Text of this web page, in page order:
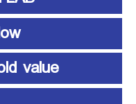
value